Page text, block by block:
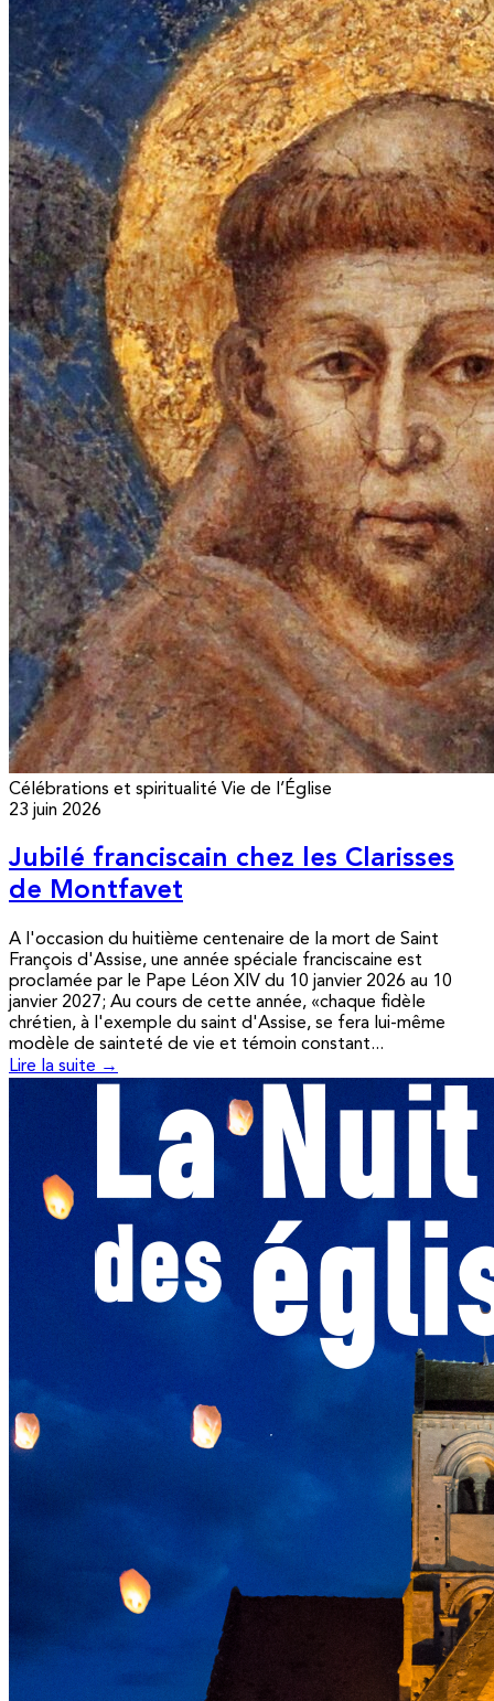
Célébrations et spiritualité Vie de l’Église
23 juin 2026
Jubilé franciscain chez les Clarisses
de Montfavet
A l'occasion du huitième centenaire de la mort de Saint
François d'Assise, une année spéciale franciscaine est
proclamée par le Pape Léon XIV du 10 janvier 2026 au 10
janvier 2027; Au cours de cette année, «chaque fidèle
chrétien, à l'exemple du saint d'Assise, se fera lui-même
modèle de sainteté de vie et témoin constant...
Lire la suite →